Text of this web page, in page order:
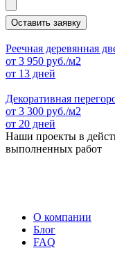
Оставить заявку
Реечная деревянная
от 3 950 руб./м2
от 13 дней
Декоративная
от 3 300 руб./м2
от 20 дней
Наши проекты в
выполненных работ
О компании
Блог
FAQ